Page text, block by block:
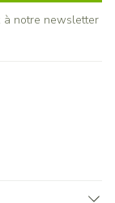
à notre newsletter